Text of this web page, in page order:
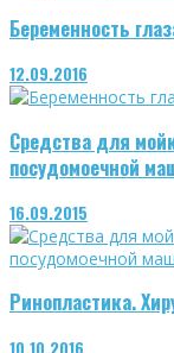
Беременность
12.09.2016
Средства для
посудомоечной
16.09.2015
Ринопластика.
10.10.2016